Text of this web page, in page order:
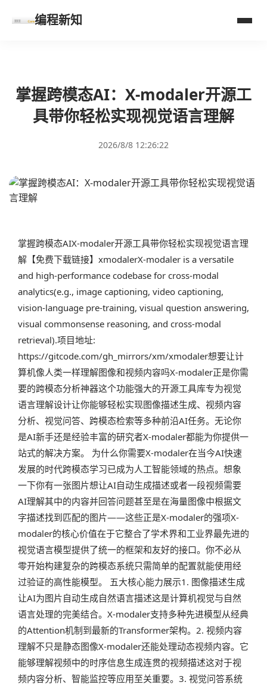
编程新知
掌握跨模态AI：X-modaler开源工
具带你轻松实现视觉语言理解
2026/8/8 12:26:22
掌握跨模态AIX-modaler开源工具带你轻松实现视觉语言理
解【免费下载链接】xmodalerX-modaler is a versatile
and high-performance codebase for cross-modal
analytics(e.g., image captioning, video captioning,
vision-language pre-training, visual question answering,
visual commonsense reasoning, and cross-modal
retrieval).项目地址:
https://gitcode.com/gh_mirrors/xm/xmodaler想要让计
算机像人类一样理解图像和视频内容吗X-modaler正是你需
要的跨模态分析神器这个功能强大的开源工具库专为视觉
语言理解设计让你能够轻松实现图像描述生成、视频内容
分析、视觉问答、跨模态检索等多种前沿AI任务。无论你
是AI新手还是经验丰富的研究者X-modaler都能为你提供一
站式的解决方案。 为什么你需要X-modaler在当今AI快速
发展的时代跨模态学习已成为人工智能领域的热点。想象
一下你有一张图片想让AI自动生成描述或者一段视频需要
AI理解其中的内容并回答问题甚至是在海量图像中根据文
字描述找到匹配的图片——这些正是X-modaler的强项X-
modaler的核心价值在于它整合了学术界和工业界最先进的
视觉语言模型提供了统一的框架和友好的接口。你不必从
零开始构建复杂的跨模态系统只需简单的配置就能使用经
过验证的高性能模型。 五大核心能力展示1. 图像描述生成
让AI为图片自动生成自然语言描述这是计算机视觉与自然
语言处理的完美结合。X-modaler支持多种先进模型从经典
的Attention机制到最新的Transformer架构。2. 视频内容
理解不只是静态图像X-modaler还能处理动态视频内容。它
能够理解视频中的时序信息生成连贯的视频描述这对于视
频内容分析、智能监控等应用至关重要。3. 视觉问答系统